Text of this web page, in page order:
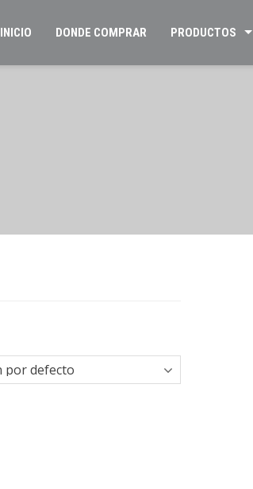
INICIO DONDE COMPRAR PRODUCTOS